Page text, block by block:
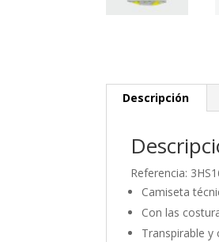
Descripción
Referencia:
Camiseta
Con las
Transpirable